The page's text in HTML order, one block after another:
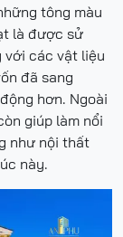
tông màu
là được sử
với các vật liệu
đã sang
hơn. Ngoài
giúp làm nổi
như nội thất
này.